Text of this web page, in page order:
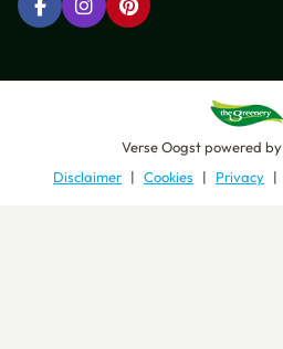
Ga naar Facebook
Ga naar Instagram
Ga naar Pinterest
Verse Oogstpowered by
Disclaimer
Cookies Privacy